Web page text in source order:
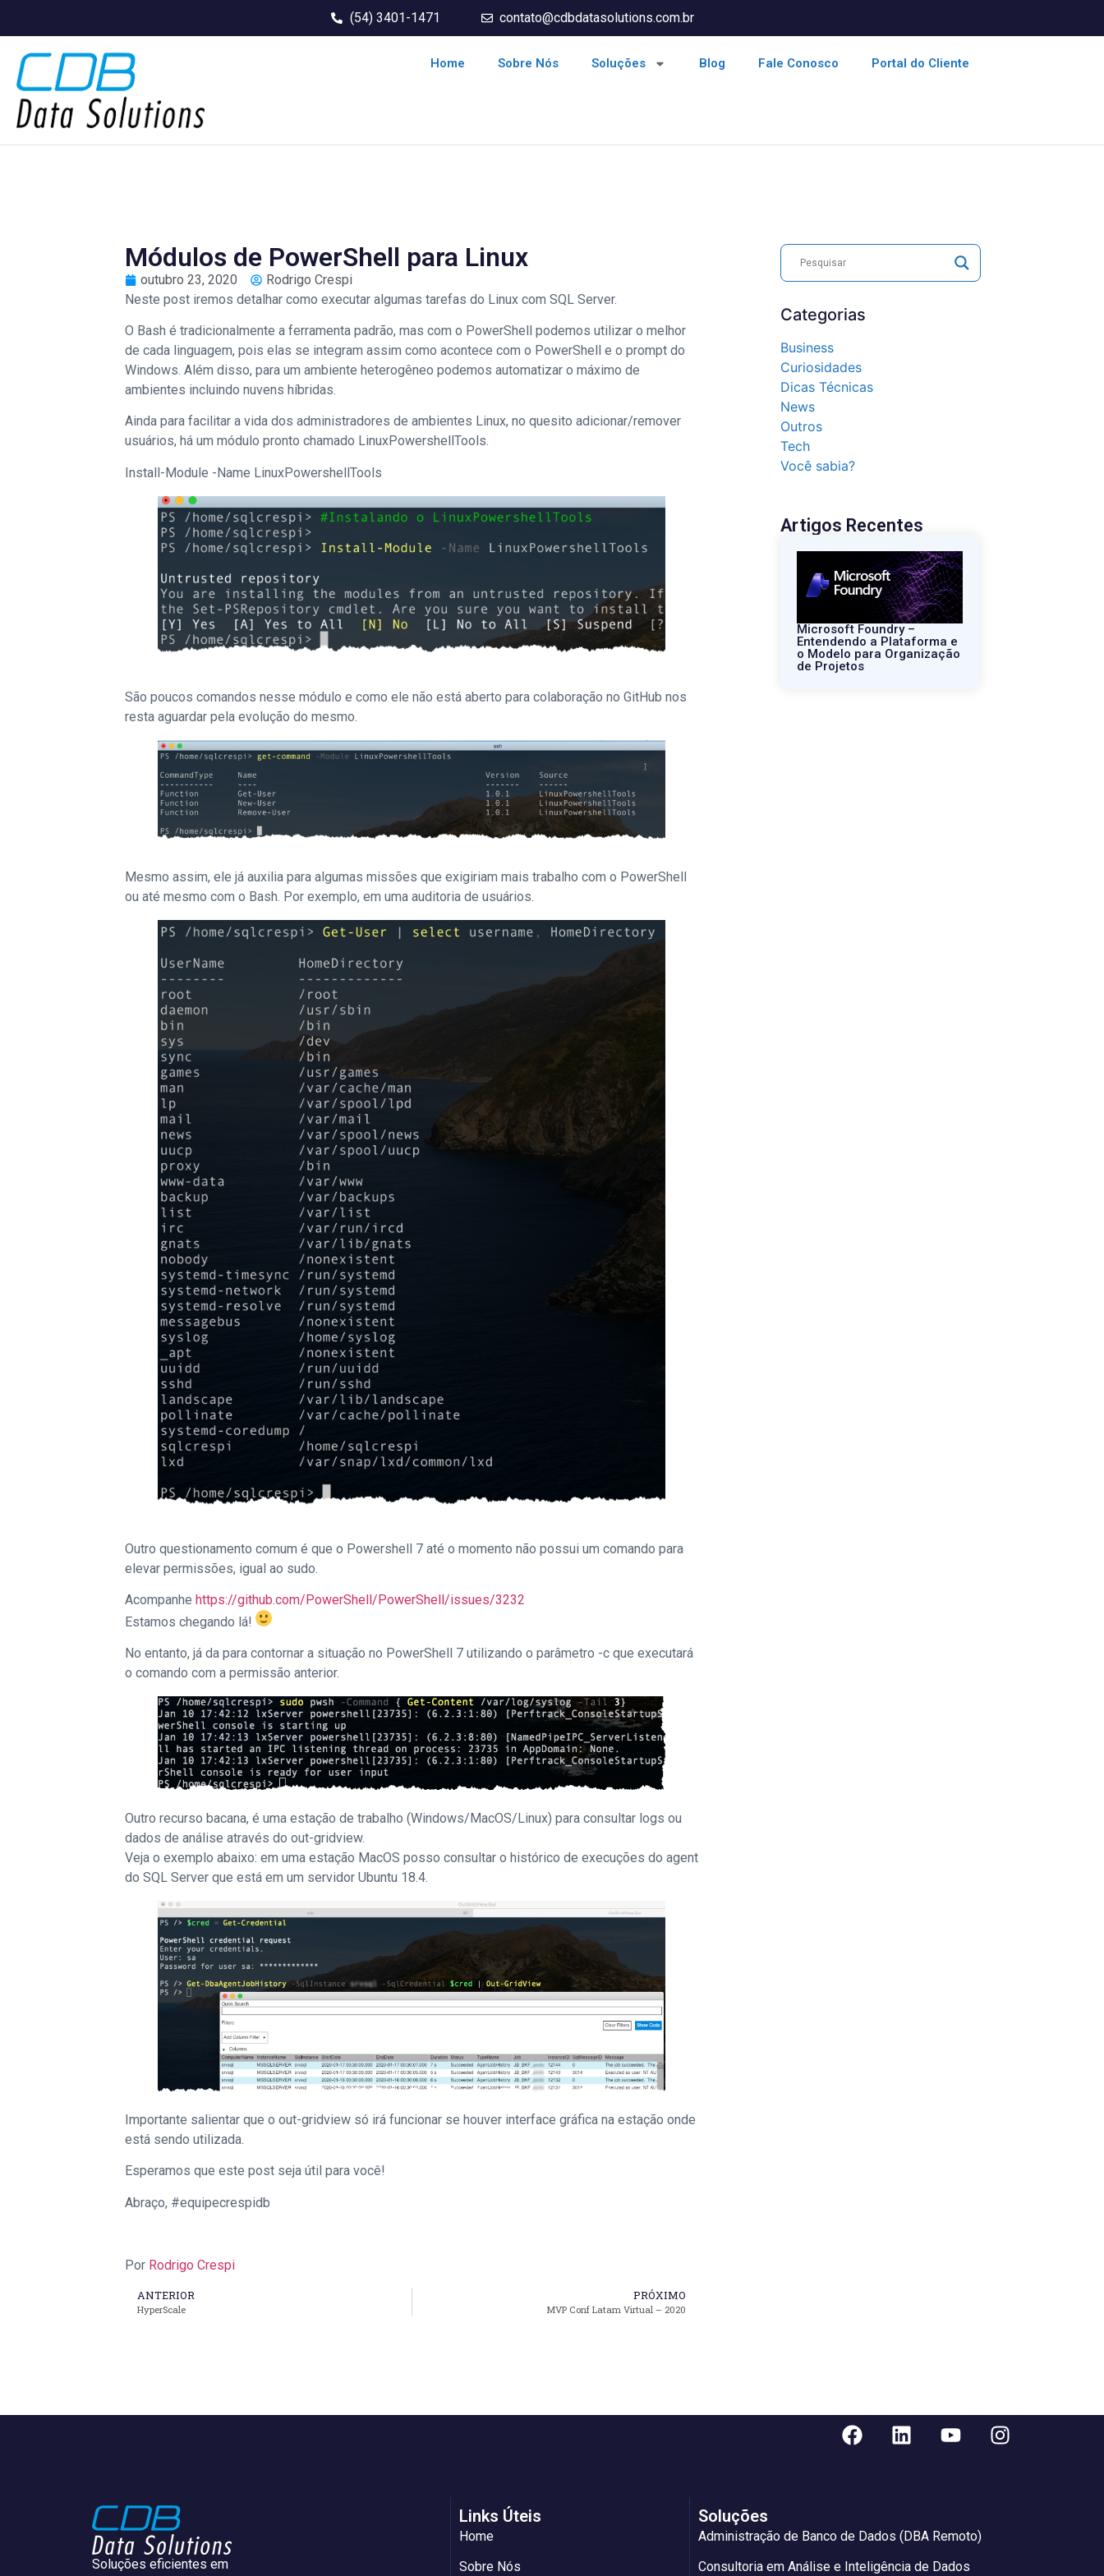
(54) 3401-1471 contato@cdbdatasolutions.com.br
Home Sobre Nós Soluções Blog Fale Conosco Portal do Cliente
Módulos de PowerShell para Linux
outubro 23, 2020
Rodrigo Crespi
Neste post iremos detalhar como executar algumas tarefas do Linux com SQL Server.
O Bash é tradicionalmente a ferramenta padrão, mas com o PowerShell podemos utilizar o melhor
de cada linguagem, pois elas se integram assim como acontece com o PowerShell e o prompt do
Windows. Além disso, para um ambiente heterogêneo podemos automatizar o máximo de
ambientes incluindo nuvens híbridas.
Ainda para facilitar a vida dos administradores de ambientes Linux, no quesito adicionar/remover
usuários, há um módulo pronto chamado LinuxPowershellTools.
Install-Module -Name LinuxPowershellTools
São poucos comandos nesse módulo e como ele não está aberto para colaboração no GitHub nos
resta aguardar pela evolução do mesmo.
Mesmo assim, ele já auxilia para algumas missões que exigiriam mais trabalho com o PowerShell
ou até mesmo com o Bash. Por exemplo, em uma auditoria de usuários.
Outro questionamento comum é que o Powershell 7 até o momento não possui um comando para
elevar permissões, igual ao sudo.
Acompanhe https://github.com/PowerShell/PowerShell/issues/3232
Estamos chegando lá!
No entanto, já da para contornar a situação no PowerShell 7 utilizando o parâmetro -c que executará
o comando com a permissão anterior.
Outro recurso bacana, é uma estação de trabalho (Windows/MacOS/Linux) para consultar logs ou
dados de análise através do out-gridview.
Veja o exemplo abaixo: em uma estação MacOS posso consultar o histórico de execuções do agent
do SQL Server que está em um servidor Ubuntu 18.4.
Importante salientar que o out-gridview só irá funcionar se houver interface gráfica na estação onde
está sendo utilizada.
Esperamos que este post seja útil para você!
Abraço, #equipecrespidb
Por Rodrigo Crespi
ANTERIOR
HyperScale
PRÓXIMO
MVP Conf Latam Virtual – 2020
Categorias
Business
Curiosidades
Dicas Técnicas
News
Outros
Tech
Você sabia?
Artigos Recentes
Microsoft Foundry –
Entendendo a Plataforma e
o Modelo para Organização
de Projetos
Soluções eficientes em
Links Úteis
Home
Sobre Nós
Soluções
Administração de Banco de Dados (DBA Remoto)
Consultoria em Análise e Inteligência de Dados